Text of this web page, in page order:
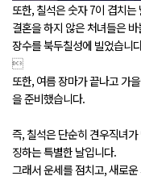
또한, 칠석은 숫자 7이 겹치
결혼을 하지 않은 처녀들은
장수를 북두칠성에 빌었습니

또한, 여름 장마가 끝나고 가
을 준비했습니다.
즉, 칠석은 단순히 견우직녀
징하는 특별한 날입니다.
그래서 운세를 점치고, 새로